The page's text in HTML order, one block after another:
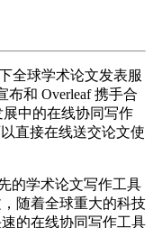
全球学术论文发表服
布和 Overleaf 携手合
展中的在线协同写作
直接在线送交论文使
的学术论文写作工具
随着全球重大的科技
的在线协同写作工具